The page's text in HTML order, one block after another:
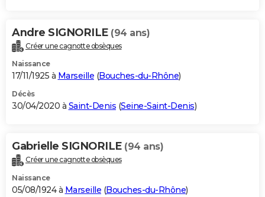
Andre SIGNORILE (94 ans)
Créer une cagnotte obsèques
Naissance
17/11/1925 à Marseille (Bouches-du-Rhône)
Décès
30/04/2020 à Saint-Denis (Seine-Saint-Denis)
Gabrielle SIGNORILE (94 ans)
Créer une cagnotte obsèques
Naissance
05/08/1924 à Marseille (Bouches-du-Rhône)